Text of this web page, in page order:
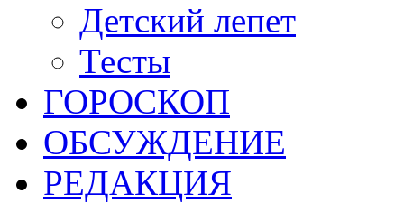
Детский лепет
Тесты
ГОРОСКОП
ОБСУЖДЕНИЕ
РЕДАКЦИЯ